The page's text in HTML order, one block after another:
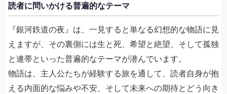
読者に問いかける普遍的なテーマ
『銀河鉄道の夜』は、一見すると単なる幻想的な物語に見
えますが、その裏側には生と死、希望と絶望、そして孤独
と連帯といった普遍的なテーマが潜んでいます。
物語は、主人公たちが経験する旅を通して、読者自身が抱
える内面的な悩みや不安、そして未来への期待とどう向き